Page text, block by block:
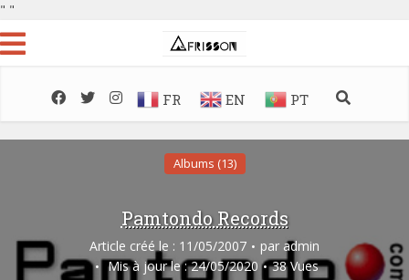
" "
FR EN PT
Albums (13)
Pamtondo Records
Article créé le : 11/05/2007 par admin
Mis à jour le : 24/05/2020
38 Vues